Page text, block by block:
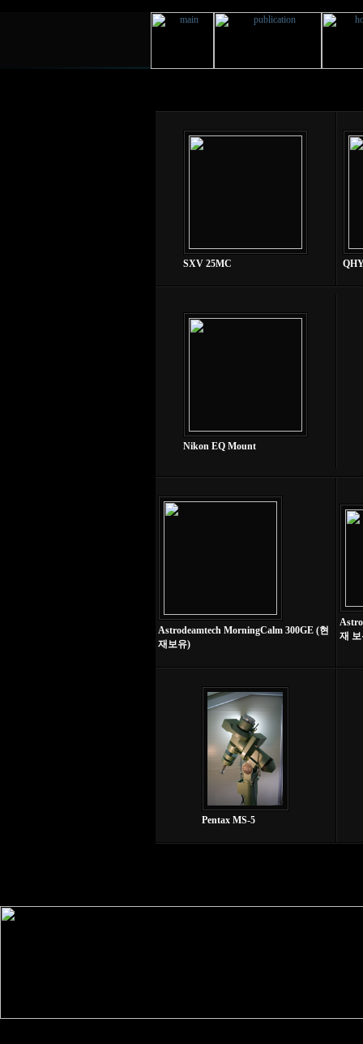
SXV 25MC
Nikon EQ Mount
Astrodeamtech MorningCalm 300GE (현
재보유)
재
Pentax MS-5